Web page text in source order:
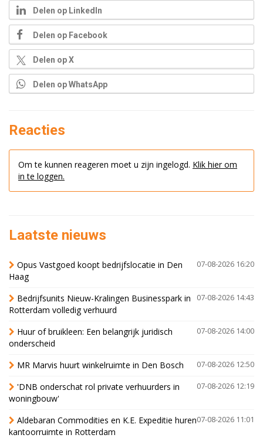
Delen op LinkedIn
Delen op Facebook
Delen op X
Delen op WhatsApp
Reacties
Om te kunnen reageren moet u zijn ingelogd. Klik hier om
in te loggen.
Laatste nieuws
07-08-2026 16:20
Opus Vastgoed koopt bedrijfslocatie in Den
Haag
07-08-2026 14:43
Bedrijfsunits Nieuw-Kralingen Businesspark in
Rotterdam volledig verhuurd
07-08-2026 14:00
Huur of bruikleen: Een belangrijk juridisch
onderscheid
07-08-2026 12:50
MR Marvis huurt winkelruimte in Den Bosch
07-08-2026 12:19
'DNB onderschat rol private verhuurders in
woningbouw'
07-08-2026 11:01
Aldebaran Commodities en K.E. Expeditie huren
kantoorruimte in Rotterdam